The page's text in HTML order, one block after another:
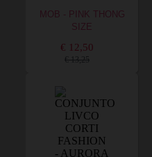
MOB - PINK THONG
SIZE
€ 12,50
€ 13,25